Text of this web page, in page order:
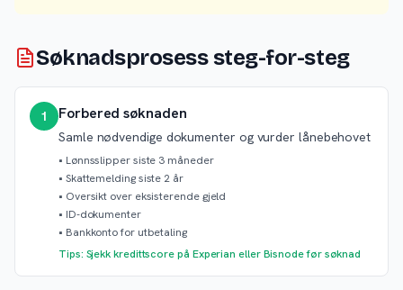
Søknadsprosess steg-for-steg
1 Forbered søknaden
Samle nødvendige dokumenter og vurder lånebehovet
• Lønnsslipper siste 3 måneder
• Skattemelding siste 2 år
• Oversikt over eksisterende gjeld
• ID-dokumenter
• Bankkonto for utbetaling
Tips: Sjekk kredittscore på Experian eller Bisnode før søknad